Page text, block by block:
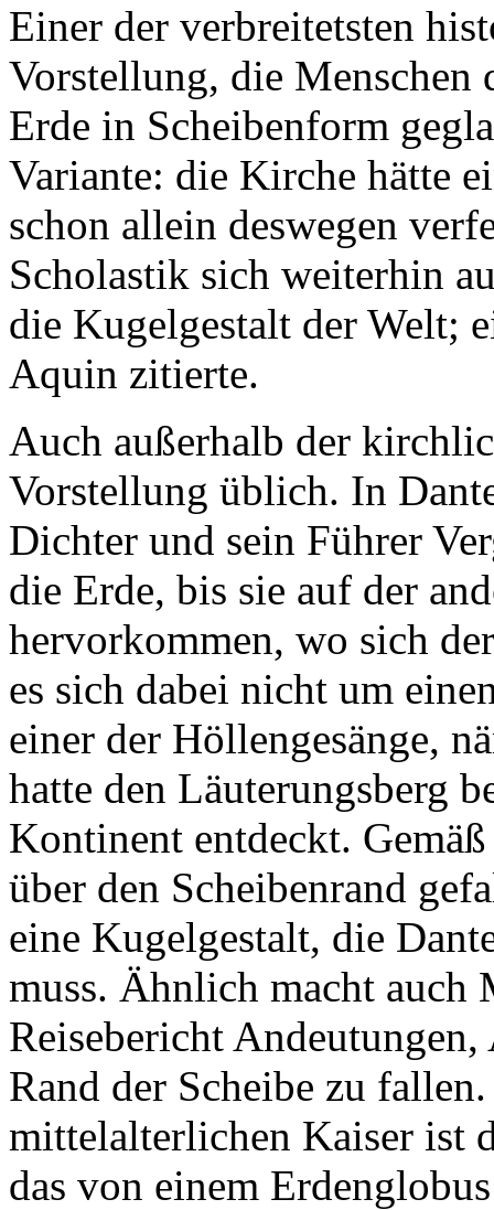
Einer der verbreitetsten
Vorstellung, die Menschen
Erde in Scheibenform
Variante: die Kirche hätte
schon allein deswegen
Scholastik sich weiterhin
die Kugelgestalt der Welt;
Aquin zitierte.
Auch außerhalb der
Vorstellung üblich. In
Dichter und sein Führer
die Erde, bis sie auf der
hervorkommen, wo sich
es sich dabei nicht um
einer der Höllengesänge,
hatte den Läuterungsberg
Kontinent entdeckt.
über den Scheibenrand
eine Kugelgestalt, die
muss. Ähnlich macht auch
Reisebericht
Rand der Scheibe zu
mittelalterlichen Kaiser ist
das von einem